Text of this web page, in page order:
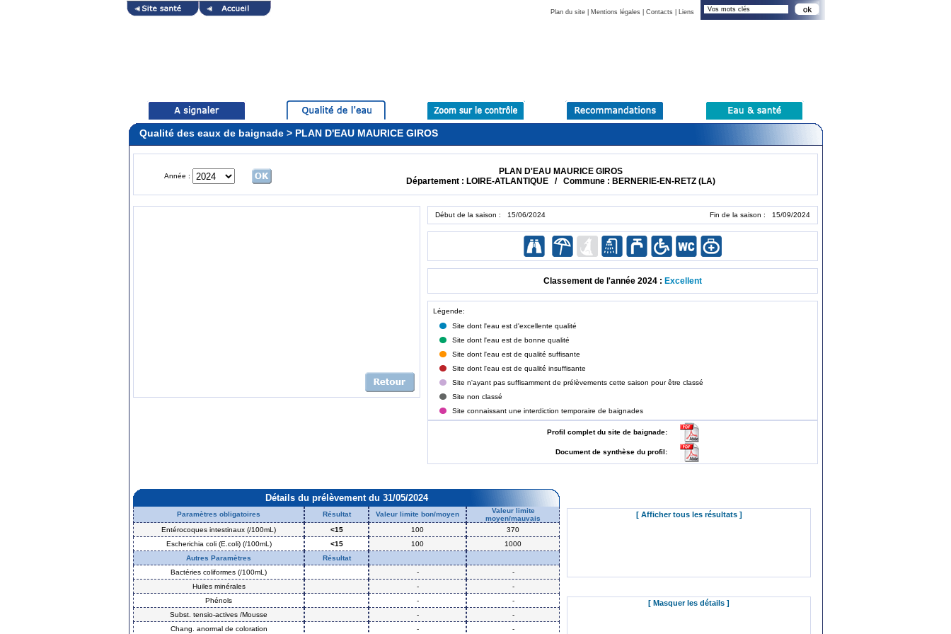
Plan du site| Mentions légales| Contacts| Liens
Qualité des eaux de baignade > PLAN D'EAU MAURICE GIROS
Année :
PLAN D'EAU MAURICE GIROS
Département : LOIRE-ATLANTIQUE / Commune : BERNERIE-EN-RETZ (LA)
Début de la saison : 15/06/2024 Fin de la saison : 15/09/2024
Classement de l'année 2024 : Excellent
Légende:
Site dont l'eau est d'excellente qualité
Site dont l'eau est de bonne qualité
Site dont l'eau est de qualité suffisante
Site dont l'eau est de qualité insuffisante
Site n'ayant pas suffisamment de prélèvements cette saison pour être classé
Site non classé
Site connaissant une interdiction temporaire de baignades
Profil complet du site de baignade:
Document de synthèse du profil:
Détails du prélèvement du 31/05/2024
Paramètres obligatoires Résultat Valeur limite bon/moyen
Valeur limite
moyen/mauvais
Entérocoques intestinaux (/100mL)
<15 100
370
Escherichia coli (E.coli) (/100mL)
<15 100
1000
Autres Paramètres
Résultat
Bactéries coliformes (/100mL)
-
-
Huiles minérales
-
-
Phénols
-
-
Subst. tensio-actives /Mousse
-
-
Chang. anormal de coloration
- -
[ Afficher tous les résultats ]
[ Masquer les détails ]